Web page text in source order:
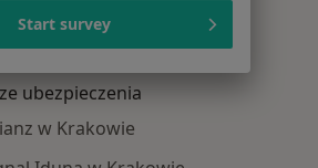
Najczęście leczone
ubezpieczenia
w Krakowie
Start survey